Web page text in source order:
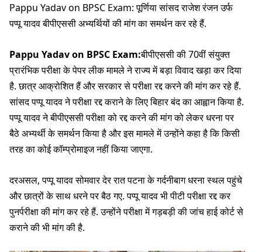
Pappu Yadav on BPSC Exam: पूर्णिया सांसद राजेश रंजन उर्फ
पप्पू यादव बीपीएससी अभ्यर्थियों की मांग का समर्थन कर रहे हैं.
Pappu Yadav on BPSC Exam:बीपीएससी की 70वीं संयुक्त
प्रारंभिक परीक्षा के पेपर लीक मामले ने राज्य में बड़ा विवाद खड़ा कर दिया
है. छात्र आक्रोशित हैं और सरकार से परीक्षा रद्द करने की मांग कर रहे हैं.
सांसद पप्पू यादव ने परीक्षा रद्द कराने के लिए बिहार बंद का आह्वान किया है.
पप्पू यादव ने बीपीएससी परीक्षा को रद्द करने की मांग को लेकर धरना पर
बैठे अभ्यर्थी के समर्थन किया है और इस मामले में उन्होंने कहा है कि किसी
तरह का कोई कॉम्प्रोमाइज नहीं किया जाएगा.
दरअसल, पप्पू यादव सोमवार देर रात पटना के गर्दनीबाग धरना स्थल पहुंचे
और छात्रों के साथ धरने पर बैठ गए. पप्पू यादव भी पीटी परीक्षा रद्द कर
पुनर्परीक्षा की मांग कर रहे हैं. उन्होंने परीक्षा में गड़बड़ी की जांच हाई कोर्ट से
कराने की भी मांग की है.